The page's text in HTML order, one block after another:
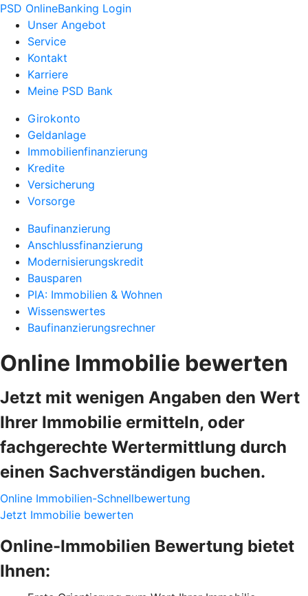
PSD OnlineBanking Login
Unser Angebot
Service
Kontakt
Karriere
Meine PSD Bank
Girokonto
Geldanlage
Immobilienfinanzierung
Kredite
Versicherung
Vorsorge
Baufinanzierung
Anschlussfinanzierung
Modernisierungskredit
Bausparen
PIA: Immobilien & Wohnen
Wissenswertes
Baufinanzierungsrechner
Online Immobilie bewerten
Jetzt mit wenigen Angaben den Wert
Ihrer Immobilie ermitteln, oder
fachgerechte Wertermittlung durch
einen Sachverständigen buchen.
Online Immobilien-Schnellbewertung
Jetzt Immobilie bewerten
Online-Immobilien Bewertung bietet
Ihnen: